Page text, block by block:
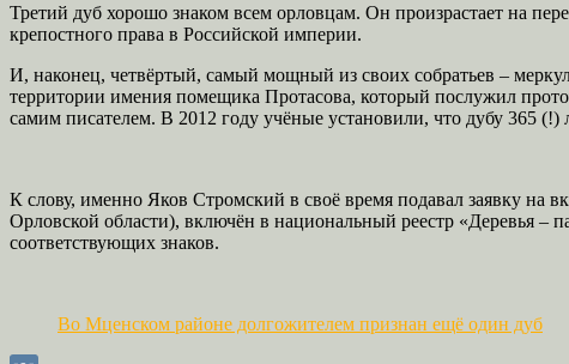
Третий дуб хорошо знаком всем орловцам. Он произрастает на
крепостного права в Российской империи.
И, наконец, четвёртый, самый мощный из своих собратьев –
территории имения помещика Протасова, который послужил
самим писателем. В 2012 году учёные установили, что дубу 365 (!)
К слову, именно Яков Стромский в своё время подавал заявку на
Орловской области), включён в национальный реестр «Деревья
соответствующих знаков.
Во Мценском районе долгожителем признан ещё один дуб